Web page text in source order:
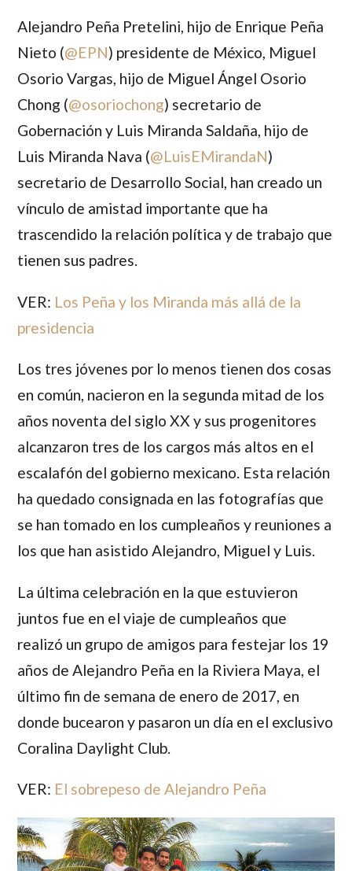
Alejandro Peña Pretelini, hijo de Enrique Peña
Nieto (@EPN) presidente de México, Miguel
Osorio Vargas, hijo de Miguel Ángel Osorio
Chong (@osoriochong) secretario de
Gobernación y Luis Miranda Saldaña, hijo de
Luis Miranda Nava (@LuisEMirandaN)
secretario de Desarrollo Social, han creado un
vínculo de amistad importante que ha
trascendido la relación política y de trabajo que
tienen sus padres.
VER: Los Peña y los Miranda más allá de la
presidencia
Los tres jóvenes por lo menos tienen dos cosas
en común, nacieron en la segunda mitad de los
años noventa del siglo XX y sus progenitores
alcanzaron tres de los cargos más altos en el
escalafón del gobierno mexicano. Esta relación
ha quedado consignada en las fotografías que
se han tomado en los cumpleaños y reuniones a
los que han asistidoAlejandro, Miguel y Luis.
La última celebración en la que estuvieron
juntos fue en el viaje de cumpleaños que
realizó un grupo de amigos para festejar los 19
años deAlejandro Peña en la Riviera Maya, el
último fin de semana de enero de 2017, en
donde bucearon y pasaron un día en el exclusivo
Coralina Daylight Club.
VER: El sobrepeso de Alejandro Peña